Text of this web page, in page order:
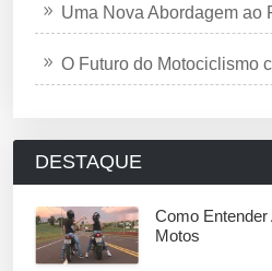
Uma Nova Abordagem ao
O Futuro do Motociclismo
DESTAQUE
Como
Motos